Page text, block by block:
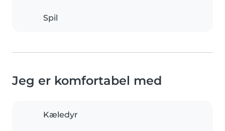
Spil
Jeg er komfortabel med
Kæledyr